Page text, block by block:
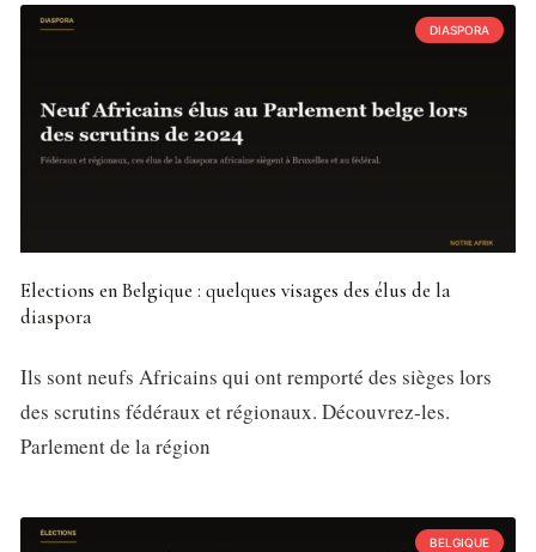
DIASPORA
Elections en Belgique : quelques visages des élus de la
diaspora
Ils sont neufs Africains qui ont remporté des sièges lors
des scrutins fédéraux et régionaux. Découvrez-les.
Parlement de la région
BELGIQUE